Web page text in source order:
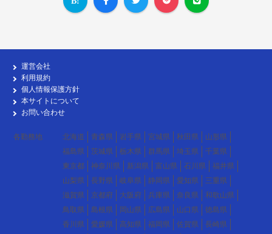
運営会社
利用規約
個人情報保護方針
本サイトについて
お問い合わせ
各勤務地 北海道 青森県 岩手県 宮城県 秋田県
山形県
福島県
茨城県 栃木県 群馬県 埼玉県
千葉県
東京都
神奈川県 新潟県 富山県 石川県
福井県
山梨県
長野県 岐阜県 静岡県 愛知県
三重県
滋賀県
京都府 大阪府 兵庫県 奈良県
和歌山県
鳥取県
島根県 岡山県 広島県 山口県
徳島県
香川県
愛媛県 高知県 福岡県 佐賀県 長崎県